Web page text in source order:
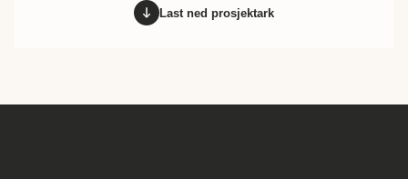
Last ned prosjektark